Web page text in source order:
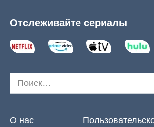
Отслеживайте сериалы
Search
for:
О нас